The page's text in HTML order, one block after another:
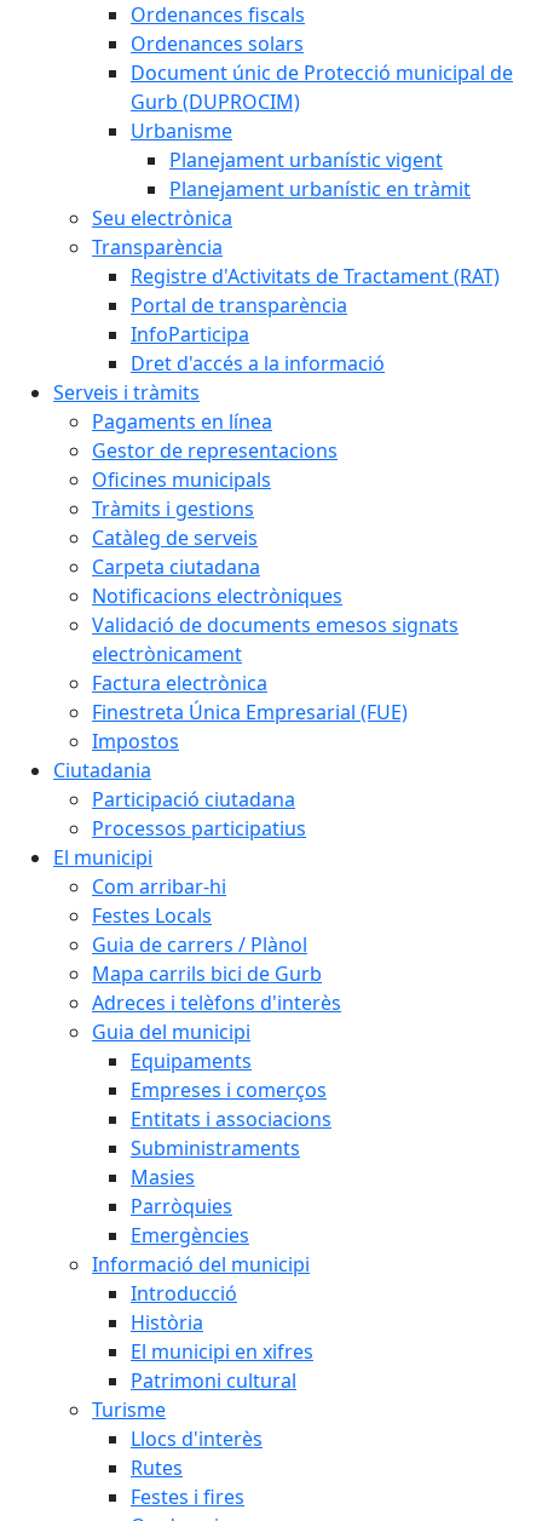
Ordenances fiscals
Ordenances solars
Document únic de Protecció municipal de
Gurb (DUPROCIM)
Urbanisme
Planejament urbanístic vigent
Planejament urbanístic en tràmit
Seu electrònica
Transparència
Registre d'Activitats de Tractament (RAT)
Portal de transparència
InfoParticipa
Dret d'accés a la informació
Serveis i tràmits
Pagaments en línea
Gestor de representacions
Oficines municipals
Tràmits i gestions
Catàleg de serveis
Carpeta ciutadana
Notificacions electròniques
Validació de documents emesos signats
electrònicament
Factura electrònica
Finestreta Única Empresarial (FUE)
Impostos
Ciutadania
Participació ciutadana
Processos participatius
El municipi
Com arribar-hi
Festes Locals
Guia de carrers / Plànol
Mapa carrils bici de Gurb
Adreces i telèfons d'interès
Guia del municipi
Equipaments
Empreses i comerços
Entitats i associacions
Subministraments
Masies
Parròquies
Emergències
Informació del municipi
Introducció
Història
El municipi en xifres
Patrimoni cultural
Turisme
Llocs d'interès
Rutes
Festes i fires